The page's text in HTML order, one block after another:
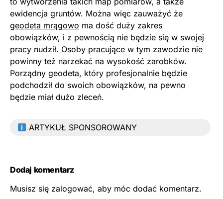
ewidencja gruntów. Można więc zauważyć że
geodeta mrągowo ma dość duży zakres
obowiązków, i z pewnością nie będzie się w swojej
pracy nudził. Osoby pracujące w tym zawodzie nie
powinny też narzekać na wysokość zarobków.
Porządny geodeta, który profesjonalnie będzie
podchodził do swoich obowiązków, na pewno
będzie miał dużo zleceń.
ARTYKUŁ SPONSOROWANY
Dodaj komentarz
Musisz się zalogować, aby móc dodać komentarz.